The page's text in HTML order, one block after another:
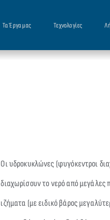
Τα Έργα μας Τεχνολογίες
Οι υδροκυκλώνες (φυγόκεντροι
διαχωρίσουν το νερό από μεγάλες
ιζήματα (με ειδικό βάρος